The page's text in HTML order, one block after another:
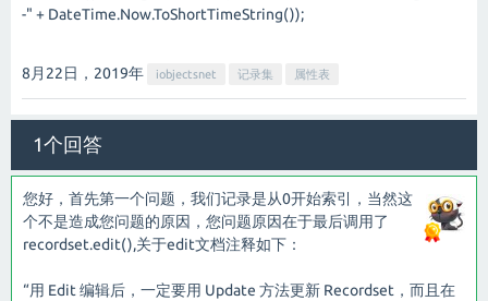
-" + DateTime.Now.ToShortTimeString());
8月22日，2019年 iobjectsnet 记录集 属性表
1个回答
您好，首先第一个问题，我们记录是从0开始索引，当然这
个不是造成您问题的原因，您问题原因在于最后调用了
recordset.edit(),关于edit文档注释如下：
“用 Edit 编辑后，一定要用 Update 方法更新 Recordset，而且在